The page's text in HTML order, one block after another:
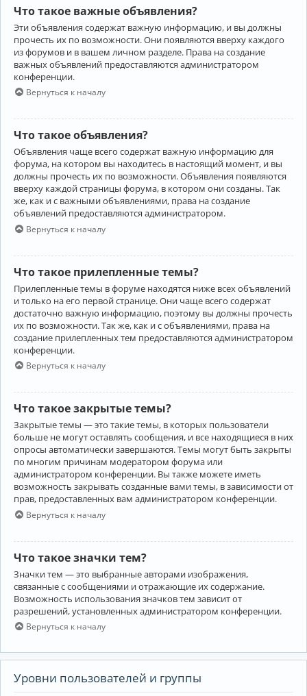
Что такое важные объявления?
Эти объявления содержат важную информацию, и вы должны
прочесть их по возможности. Они появляются вверху каждого
из форумов и в вашем личном разделе. Права на создание
важных объявлений предоставляются администратором
конференции.
Вернуться к началу
Что такое объявления?
Объявления чаще всего содержат важную информацию для
форума, на котором вы находитесь в настоящий момент, и вы
должны прочесть их по возможности. Объявления появляются
вверху каждой страницы форума, в котором они созданы. Так
же, как и с важными объявлениями, права на создание
объявлений предоставляются администратором.
Вернуться к началу
Что такое прилепленные темы?
Прилепленные темы в форуме находятся ниже всех объявлений
и только на его первой странице. Они чаще всего содержат
достаточно важную информацию, поэтому вы должны прочесть
их по возможности. Так же, как и с объявлениями, права на
создание прилепленных тем предоставляются администратором
конференции.
Вернуться к началу
Что такое закрытые темы?
Закрытые темы — это такие темы, в которых пользователи
больше не могут оставлять сообщения, и все находящиеся в них
опросы автоматически завершаются. Темы могут быть закрыты
по многим причинам модератором форума или
администратором конференции. Вы также можете иметь
возможность закрывать созданные вами темы, в зависимости от
прав, предоставленных вам администратором конференции.
Вернуться к началу
Что такое значки тем?
Значки тем — это выбранные авторами изображения,
связанные с сообщениями и отражающие их содержание.
Возможность использования значков тем зависит от
разрешений, установленных администратором конференции.
Вернуться к началу
Уровни пользователей и группы